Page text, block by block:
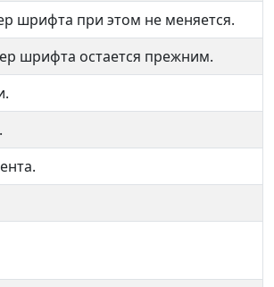
шрифта при этом не меняется.
шрифта остается прежним.